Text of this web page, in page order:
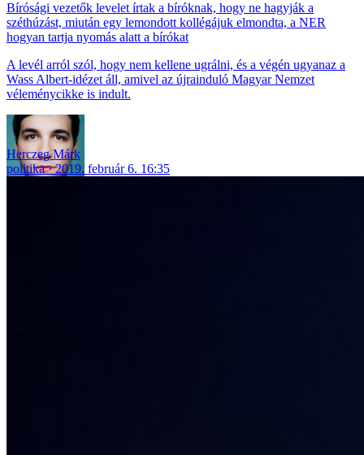
Bírósági vezetők levelet írtak a bíróknak, hogy ne hagyják a
széthúzást, miután egy lemondott kollégájuk elmondta, a NER
hogyan tartja nyomás alatt a bírókat
A levél arról szól, hogy nem kellene ugrálni, és a végén ugyanaz a
Wass Albert-idézet áll, amivel az újrainduló Magyar Nemzet
véleménycikke is indult.
Herczeg Márk
politika
2019. február 6. 16:35